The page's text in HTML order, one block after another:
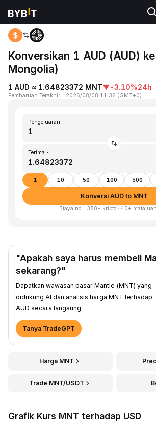
Beranda
Konversikan 1 AUD (AUD)
Mongolia)
1 AUD ≈ 1.64823372 MNT▼-3.10%24h
Pembaruan Terakhir ： 2026/08/08 11:36 (GMT+0)
Pengeluaran
Terima ~
1 10 50 100 500
Konversi AUD to MNT
Biaya nol · 350+ kripto · 40+ mata
"Apakah saya harus membeli
sekarang?"
Dapatkan wawasan pasar Mantle (MNT) yang
didukung AI dan analisis harga MNT terhadap
AUD secara langsung.
Tanya TradeGPT
Harga MNT
Trade MNT/USDT
Grafik Kurs MNT terhadap USD